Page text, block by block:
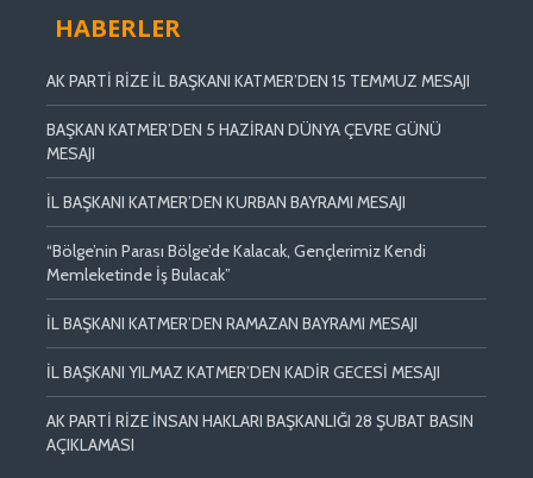
HABERLER
AK PARTİ RİZE İL BAŞKANI KATMER’DEN 15 TEMMUZ MESAJI
BAŞKAN KATMER’DEN 5 HAZİRAN DÜNYA ÇEVRE GÜNÜ
MESAJI
İL BAŞKANI KATMER’DEN KURBAN BAYRAMI MESAJI
“Bölge’nin Parası Bölge’de Kalacak, Gençlerimiz Kendi
Memleketinde İş Bulacak”
İL BAŞKANI KATMER’DEN RAMAZAN BAYRAMI MESAJI
İL BAŞKANI YILMAZ KATMER’DEN KADİR GECESİ MESAJI
AK PARTİ RİZE İNSAN HAKLARI BAŞKANLIĞI 28 ŞUBAT BASIN
AÇIKLAMASI